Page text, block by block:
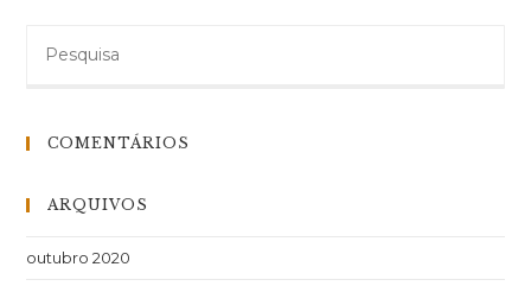
COMENTÁRIOS
ARQUIVOS
outubro 2020